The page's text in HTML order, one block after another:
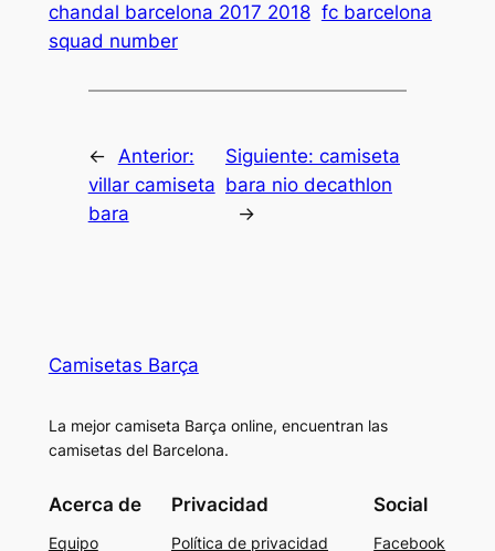
chandal barcelona 2017 2018 fc barcelona
squad number
←
Anterior:
villar camiseta
bara
Siguiente: camiseta
bara nio decathlon
→
Camisetas Barça
La mejor camiseta Barça online, encuentran las
camisetas del Barcelona.
Acerca de
Equipo
Privacidad
Política de privacidad
Social
Facebook